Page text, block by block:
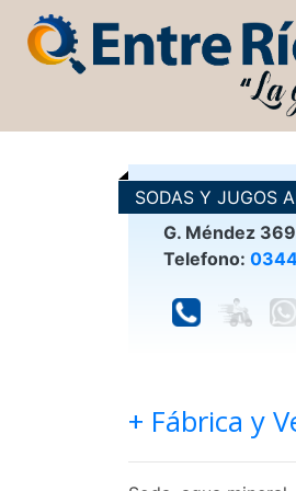
SODAS Y JUGOS
G. Méndez
Telefono:
+ Fábrica y